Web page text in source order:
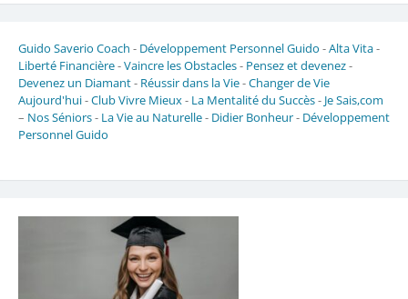
Guido Saverio Coach - Développement Personnel Guido -Alta Vita-
Liberté Financière-Vaincre les Obstacles- Pensez et devenez-
Devenez un Diamant- Réussir dans la Vie-Changer de Vie
Aujourd'hui-Club Vivre Mieux- La Mentalité du Succès- Je Sais,com
– Nos Séniors- La Vie au Naturelle- Didier Bonheur- Développement
Personnel Guido